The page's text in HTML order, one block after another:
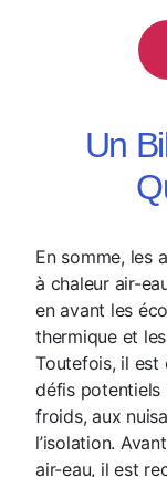
Un
En somme, les
à chaleur air-
en avant les
thermique et
Toutefois, il est
défis potentiels
froids, aux
l’isolation.
air-eau, il est